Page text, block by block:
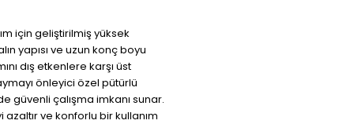
için geliştirilmiş yüksek
yapısı ve uzun konç boyu
dış etkenlere karşı üst
önleyici özel pütürlü
güvenli çalışma imkanı sunar.
ve konforlu bir kullanım